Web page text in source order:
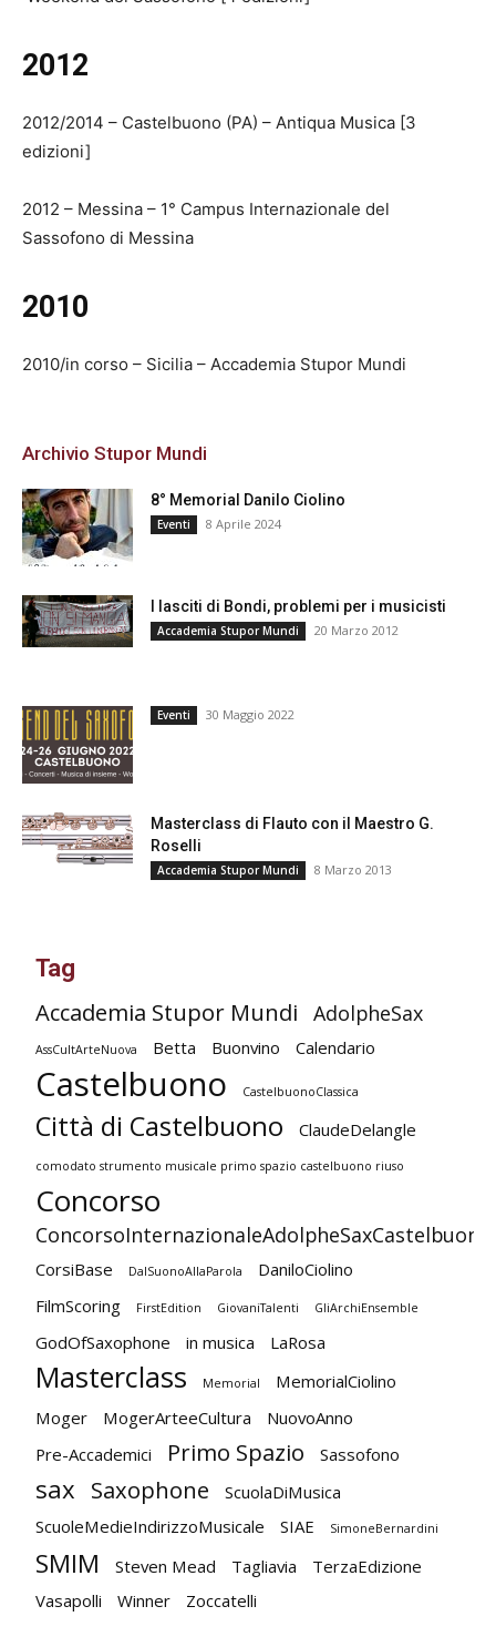
2012
2012/2014 – Castelbuono (PA) – Antiqua Musica [3
edizioni]
2012 – Messina – 1° Campus Internazionale del
Sassofono di Messina
2010
2010/in corso – Sicilia – Accademia Stupor Mundi
Archivio Stupor Mundi
8° Memorial Danilo Ciolino
Eventi 8 Aprile 2024
I lasciti di Bondi, problemi per i musicisti
Accademia Stupor Mundi 20 Marzo 2012
Eventi 30 Maggio 2022
Masterclass di Flauto con il Maestro G.
Roselli
Accademia Stupor Mundi 8 Marzo 2013
Tag
Accademia Stupor Mundi AdolpheSax
AssCultArteNuova Betta Buonvino Calendario
Castelbuono CastelbuonoClassica
Città di Castelbuono ClaudeDelangle
comodato strumento musicale primo spazio castelbuono riuso
Concorso
ConcorsoInternazionaleAdolpheSaxCastelbuono
CorsiBase DalSuonoAllaParola
DaniloCiolino
FilmScoring
FirstEdition GiovaniTalenti GliArchiEnsemble
GodOfSaxophone in musica LaRosa
Masterclass Memorial
MemorialCiolino
Moger
MogerArteeCultura
NuovoAnno
Pre-Accademici
Primo Spazio Sassofono
sax Saxophone
ScuolaDiMusica
ScuoleMedieIndirizzoMusicale
SIAE SimoneBernardini
SMIM Steven Mead Tagliavia
TerzaEdizione
Vasapolli
Winner Zoccatelli